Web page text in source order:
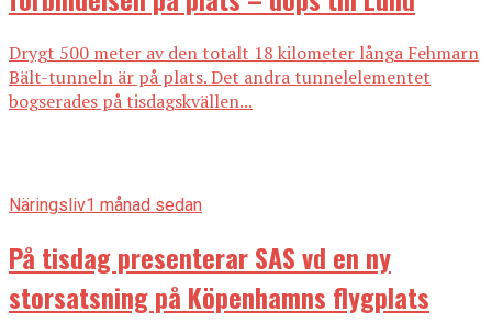
Drygt 500 meter av den totalt 18 kilometer långa Fehmarn
Bält-tunneln är på plats. Det andra tunnelelementet
bogserades på tisdagskvällen...
Näringsliv1 månad sedan
På tisdag presenterar SAS vd en ny
storsatsning på Köpenhamns flygplats